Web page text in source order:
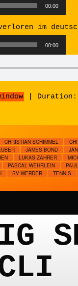
00:00
im
00:00
CHRISTIAN SCHIMMEL
JAMES BOND
LUKAS ZAHRER
PASCAL WEHRLEIN
SV WERDER
TENNIS